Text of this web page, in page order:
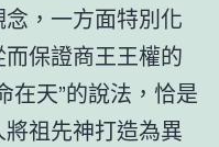
，一方面特別化
保證商王王權的
天”的說法，恰是
祖先神打造為異